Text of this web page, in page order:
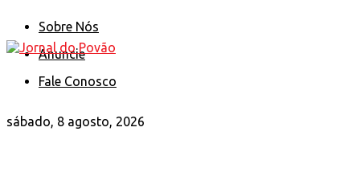
Sobre Nós
Anuncie
Fale Conosco
sábado, 8 agosto, 2026